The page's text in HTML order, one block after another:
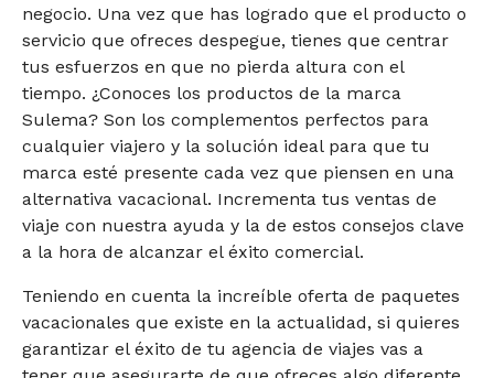
negocio. Una vez que has logrado que el producto o
servicio que ofreces despegue, tienes que centrar
tus esfuerzos en que no pierda altura con el
tiempo. ¿Conoces los productos de la marca
Sulema? Son los complementos perfectos para
cualquier viajero y la solución ideal para que tu
marca esté presente cada vez que piensen en una
alternativa vacacional. Incrementa tus ventas de
viaje con nuestra ayuda y la de estos consejos clave
a la hora de alcanzar el éxito comercial.
Teniendo en cuenta la increíble oferta de paquetes
vacacionales que existe en la actualidad, si quieres
garantizar el éxito de tu agencia de viajes vas a